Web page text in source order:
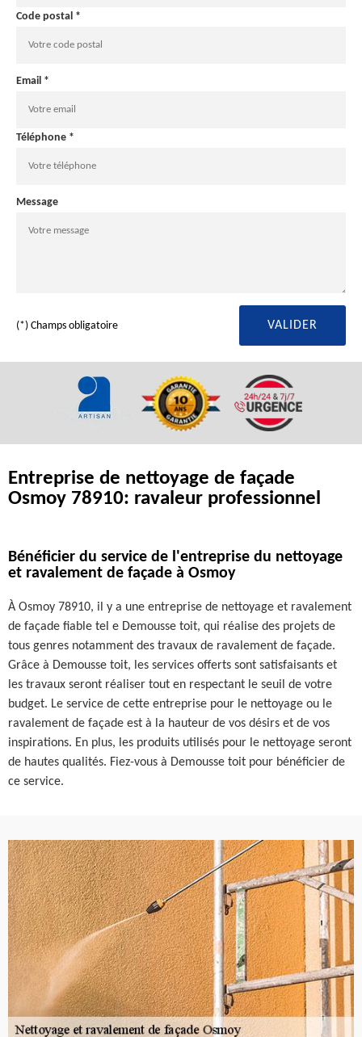
Code postal *
Email *
Téléphone *
Message
(*) Champs obligatoire
Entreprise de nettoyage de façade
Osmoy 78910: ravaleur professionnel
Bénéficier du service de l'entreprise du nettoyage
et ravalement de façade à Osmoy
À Osmoy 78910, il y a une entreprise de nettoyage et ravalement
de façade fiable tel e Demousse toit, qui réalise des projets de
tous genres notamment des travaux de ravalement de façade.
Grâce à Demousse toit, les services offerts sont satisfaisants et
les travaux seront réaliser tout en respectant le seuil de votre
budget. Le service de cette entreprise pour le nettoyage ou le
ravalement de façade est à la hauteur de vos désirs et de vos
inspirations. En plus, les produits utilisés pour le nettoyage seront
de hautes qualités. Fiez-vous à Demousse toit pour bénéficier de
ce service.